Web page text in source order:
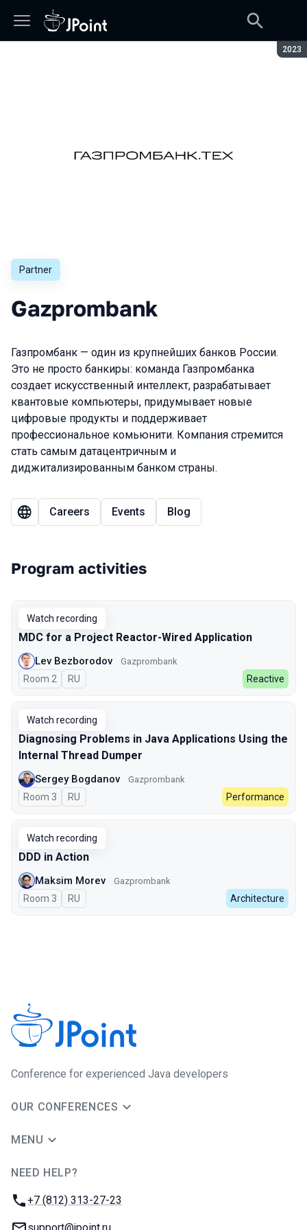
2023
Partner
Gazprombank
Газпромбанк — один из крупнейших банков России.
Это не просто банкиры: команда Газпромбанка
создает искусственный интеллект, разрабатывает
квантовые компьютеры, придумывает новые
цифровые продукты и поддерживает
профессиональное комьюнити. Компания стремится
стать самым датацентричным и
диджитализированным банком страны.
Careers Events Blog
Program activities
Watch recording
MDC for a Project Reactor-Wired Application
Lev Bezborodov Gazprombank
Room 2 In Russian
RU Reactive
Watch recording
Diagnosing Problems in Java Applications Using the
Internal Thread Dumper
Sergey Bogdanov Gazprombank
Room 3 In Russian
RU Performance
Watch recording
DDD in Action
Maksim Morev Gazprombank
Room 3 In Russian
RU Architecture
Сonference for experienced Java developers
OUR CONFERENCES
MENU
NEED HELP?
Phone:
+7 (812) 313-27-23